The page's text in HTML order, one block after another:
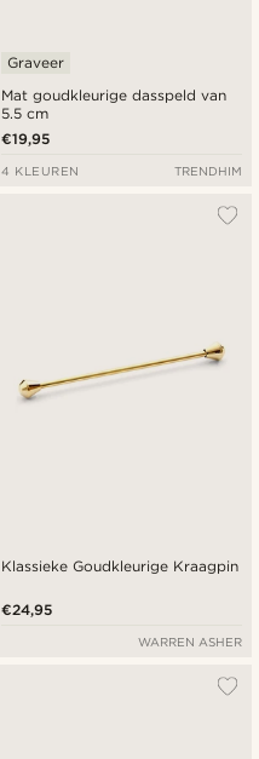
Mat goudkleurige dasspeld van
5.5 cm
Graveer
€19,95
4 KLEUREN TRENDHIM
Klassieke Goudkleurige Kraagpin
€24,95
WARREN ASHER